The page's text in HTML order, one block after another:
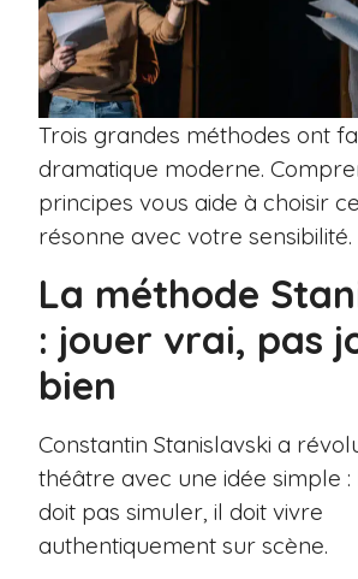
Trois grandes méthodes ont
dramatique moderne.
principes vous aide à choisir
résonne avec votre sensibilité.
La méthode
: jouer vrai, pas
bien
Constantin Stanislavski a
théâtre avec une idée simple :
doit pas simuler, il doit vivre
authentiquement sur scène.